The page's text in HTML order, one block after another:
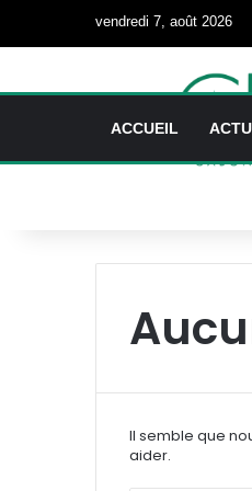
vendredi 7, août 2026
ACCUEIL
Il semble que
aider.